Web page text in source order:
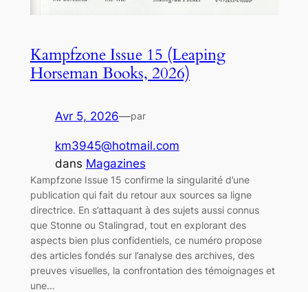
Kampfzone Issue 15 (Leaping
Horseman Books, 2026)
Avr 5, 2026—par
km3945@hotmail.com
dans Magazines
Kampfzone Issue 15 confirme la singularité d’une
publication qui fait du retour aux sources sa ligne
directrice. En s’attaquant à des sujets aussi connus
que Stonne ou Stalingrad, tout en explorant des
aspects bien plus confidentiels, ce numéro propose
des articles fondés sur l’analyse des archives, des
preuves visuelles, la confrontation des témoignages et
une…